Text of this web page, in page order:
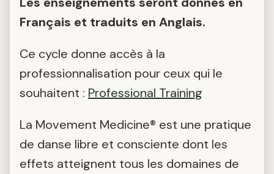
Français et traduits en Anglais.
Ce cycle donne accès à la
professionnalisation pour ceux qui le
souhaitent : Professional Training
La Movement Medicine® est une pratique
de danse libre et consciente dont les
effets atteignent tous les domaines de